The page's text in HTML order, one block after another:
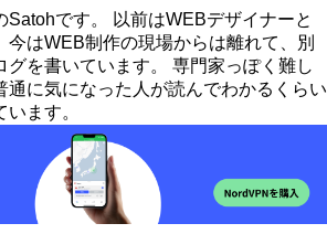
Satohです。 以前はWEBデザイナーと
今はWEB制作の現場からは離れて、別
グを書いています。 専門家っぽく難し
通に気になった人が読んでわかるくらい
ます。